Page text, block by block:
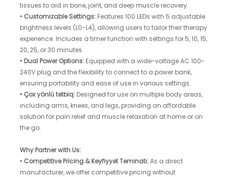
tissues to aid in bone, joint, and deep muscle recovery.
• Customizable Settings: Features 100 LEDs with 5 adjustable
brightness levels (L0-L4), allowing users to tailor their therapy
experience. Includes a timer function with settings for 5, 10, 15,
20, 25, or 30 minutes.
• Dual Power Options: Equipped with a wide-voltage AC 100-
240V plug and the flexibility to connect to a power bank,
ensuring portability and ease of use in various settings.
• Çox yönlü tətbiq: Designed for use on multiple body areas,
including arms, knees, and legs, providing an affordable
solution for pain relief and muscle relaxation at home or on
the go.
Why Partner with Us:
• Competitive Pricing & Keyfiyyət Təminatı:As a direct
manufacturer, we offer competitive pricing without